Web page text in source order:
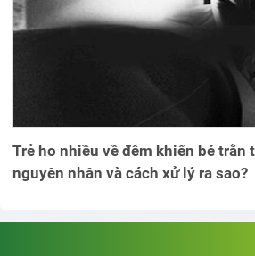
Trẻ ho nhiều về đêm khiến bé trằn
nguyên nhân và cách xử lý ra sao?